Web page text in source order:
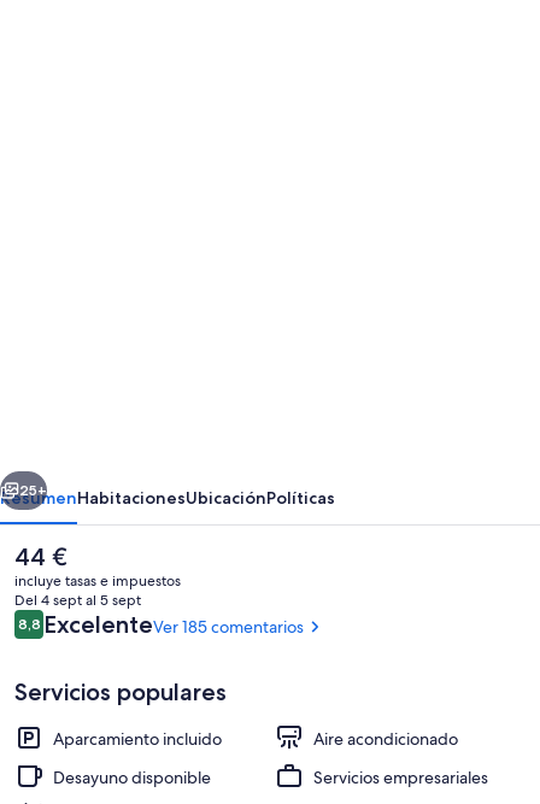
Samoa
Solárium
Siguiente
25+
ResumenHabitacionesUbicaciónPolíticas
El
precio
actual
es
de
44 €
incluye tasas e impuestos
Del 4 sept al 5 sept
Comentarios
8,88,8 de 10
ExcelenteVer 185 comentarios
Servicios populares
Aparcamiento incluido
Aire acondicionado
Desayuno disponible
Servicios empresariales